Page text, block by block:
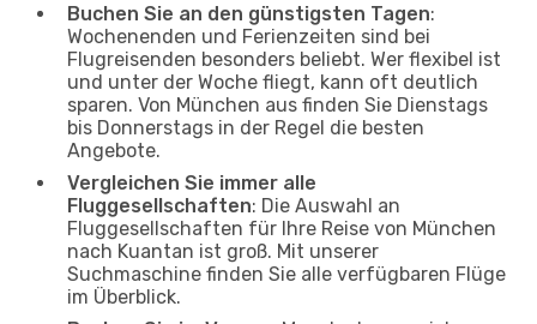
Buchen Sie an den günstigsten Tagen:
Wochenenden und Ferienzeiten sind bei
Flugreisenden besonders beliebt. Wer flexibel ist
und unter der Woche fliegt, kann oft deutlich
sparen. Von München aus finden Sie Dienstags
bis Donnerstags in der Regel die besten
Angebote.
Vergleichen Sie immer alle
Fluggesellschaften: Die Auswahl an
Fluggesellschaften für Ihre Reise von München
nach Kuantan ist groß. Mit unserer
Suchmaschine finden Sie alle verfügbaren Flüge
im Überblick.